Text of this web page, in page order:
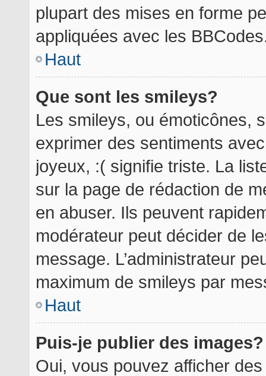
plupart des mises en forme
appliquées avec les
Haut
Que sont les smileys?
Les smileys, ou émoticônes,
exprimer des sentiments
joyeux, :( signifie triste. La
sur la page de rédaction de
en abuser. Ils peuvent
modérateur peut décider de
message. L’administrateur
maximum de smileys par
Haut
Puis-je publier des images?
Oui, vous pouvez afficher